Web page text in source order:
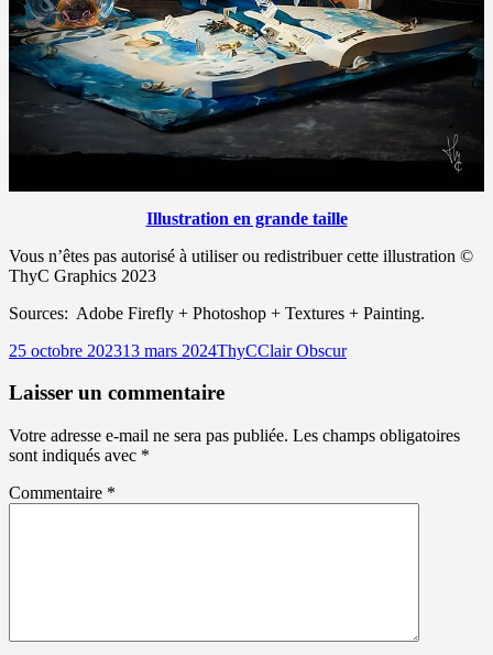
Illustration en grande taille
Vous n’êtes pas autorisé à utiliser ou redistribuer cette illustration ©
ThyC Graphics 2023
Sources: Adobe Firefly + Photoshop + Textures + Painting.
Publié
25 octobre 202313 mars 2024Auteur
ThyCCatégories
Clair Obscur
Laisser un commentaire
Votre adresse e-mail ne sera pas publiée. Les champs obligatoires
sont indiqués avec *
Commentaire *